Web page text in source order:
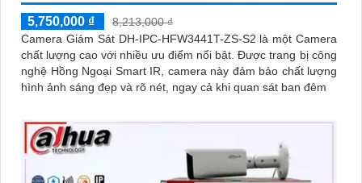
5,750,000 ₫
8,213,000 ₫
Camera Giám Sát DH-IPC-HFW3441T-ZS-S2 là một Camera
chất lượng cao với nhiều ưu điểm nổi bật. Được trang bị công
nghệ Hồng Ngoại Smart IR, camera này đảm bảo chất lượng
hình ảnh sáng đẹp và rõ nét, ngay cả khi quan sát ban đêm